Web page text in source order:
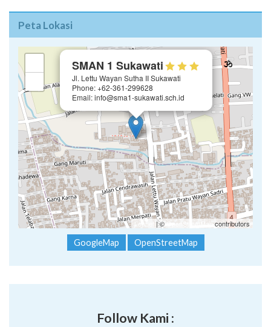
Peta Lokasi
SMAN 1 Sukawati
Jl. Lettu Wayan Sutha II Sukawati
Phone: +62-361-299628
Email: info@sma1-sukawati.sch.id
Leaflet | ©OpenStreetMap contributors
GoogleMap OpenStreetMap
Follow Kami :